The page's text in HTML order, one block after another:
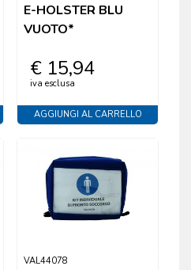
E-HOLSTER BLU
VUOTO*
€ 15,94
iva esclusa
AGGIUNGI AL CARRELLO
VAL44078